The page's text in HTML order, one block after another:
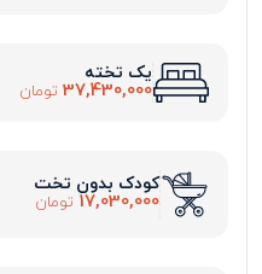
یک تخته
37,430,000 تومان
کودک بدون تخت
17,030,000 تومان